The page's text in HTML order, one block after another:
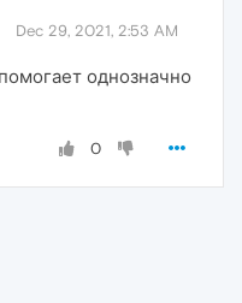
Dec 29, 2021, 2:53 AM
однозначно
0